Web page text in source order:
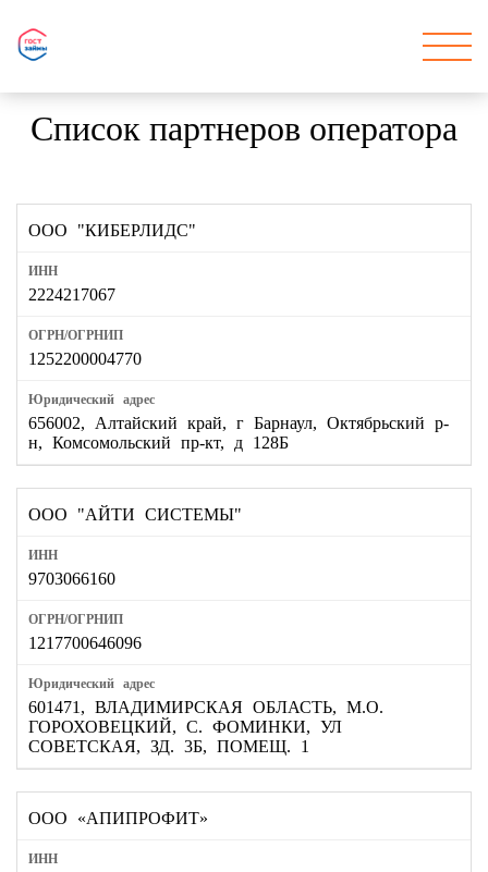
Список партнеров оператора
ООО "КИБЕРЛИДС"
2224217067
1252200004770
656002, Алтайский край, г Барнаул, Октябрьский р-
н, Комсомольский пр-кт, д 128Б
ООО "АЙТИ СИСТЕМЫ"
9703066160
1217700646096
601471, ВЛАДИМИРСКАЯ ОБЛАСТЬ, М.О.
ГОРОХОВЕЦКИЙ, С. ФОМИНКИ, УЛ
СОВЕТСКАЯ, ЗД. 3Б, ПОМЕЩ. 1
ООО «АПИПРОФИТ»